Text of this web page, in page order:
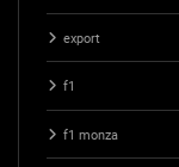
export
f1
f1 monza